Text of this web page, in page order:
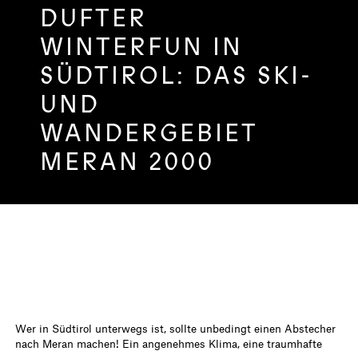
DUFTER
WINTERFUN IN
SÜDTIROL: DAS SKI-
UND
WANDERGEBIET
MERAN 2000
Wer in Südtirol unterwegs ist, sollte unbedingt einen Abstecher
nach Meran machen! Ein angenehmes Klima, eine traumhafte